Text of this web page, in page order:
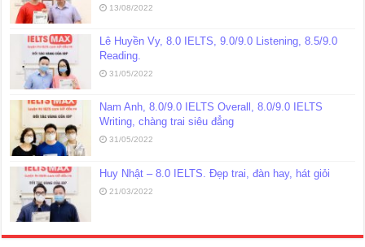
13/08/2022
Lê Huyền Vy, 8.0 IELTS, 9.0/9.0 Listening, 8.5/9.0
Reading.
31/05/2022
Nam Anh, 8.0/9.0 IELTS Overall, 8.0/9.0 IELTS
Writing, chàng trai siêu đẳng
31/05/2022
Huy Nhật – 8.0 IELTS. Đẹp trai, đàn hay, hát giỏi
21/03/2022